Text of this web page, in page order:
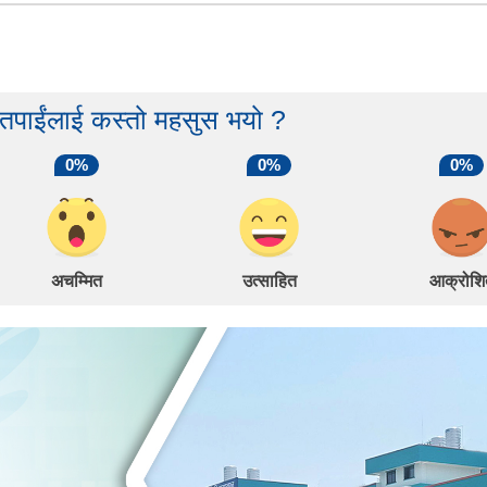
कस्तो महसुस भयो ?
0%
अचम्मित
0%
उत्साहित
0%